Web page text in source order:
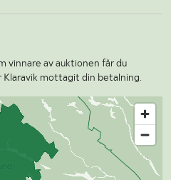
vinnare av auktionen får du
mottagit din betalning.